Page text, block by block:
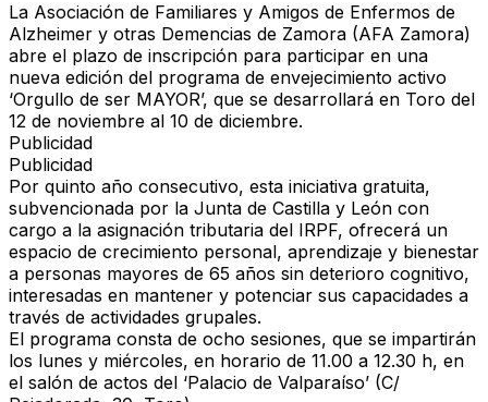
La Asociación de Familiares y Amigos de Enfermos de
Alzheimer y otras Demencias de Zamora (AFA Zamora)
abre el plazo de inscripción para participar en una
nueva edición del programa de envejecimiento activo
‘Orgullo de ser MAYOR’, que se desarrollará en Toro del
12 de noviembre al 10 de diciembre.
Publicidad
Publicidad
Por quinto año consecutivo, esta iniciativa gratuita,
subvencionada por la Junta de Castilla y León con
cargo a la asignación tributaria del IRPF, ofrecerá un
espacio de crecimiento personal, aprendizaje y bienestar
a personas mayores de 65 años sin deterioro cognitivo,
interesadas en mantener y potenciar sus capacidades a
través de actividades grupales.
El programa consta de ocho sesiones, que se impartirán
los lunes y miércoles, en horario de 11.00 a 12.30 h, en
el salón de actos del ‘Palacio de Valparaíso’ (C/